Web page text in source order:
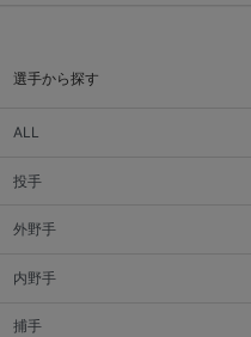
選手から探す
ALL
投手
外野手
内野手
捕手